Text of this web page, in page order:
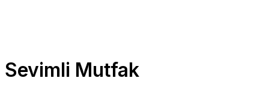
Sevimli Mutfak